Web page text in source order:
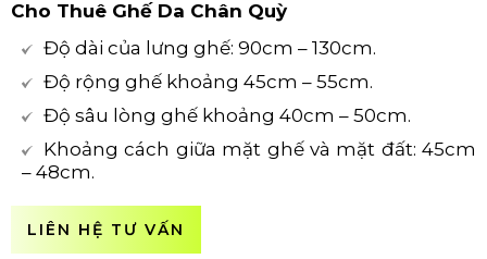
Cho Thuê Ghế Da Chân Quỳ
Độ dài của lưng ghế: 90cm – 130cm.
Độ rộng ghế khoảng 45cm – 55cm.
Độ sâu lòng ghế khoảng 40cm – 50cm.
Khoảng cách giữa mặt ghế và mặt đất: 45cm
– 48cm.
LIÊN HỆ TƯ VẤN